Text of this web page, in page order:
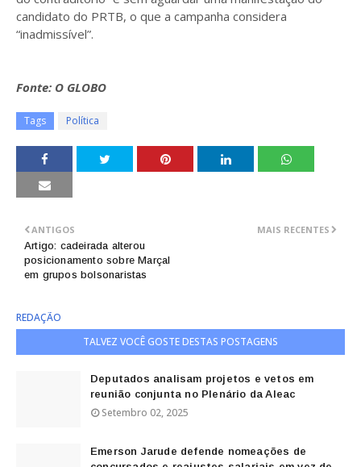
candidato do PRTB, o que a campanha considera
“inadmissível”.
Fonte: O GLOBO
Tags Política
MAIS RECENTES
ANTIGOS
Artigo: cadeirada alterou
posicionamento sobre Marçal
em grupos bolsonaristas
REDAÇÃO
TALVEZ VOCÊ GOSTE DESTAS POSTAGENS
Deputados analisam projetos e vetos em
reunião conjunta no Plenário da Aleac
Setembro 02, 2025
Emerson Jarude defende nomeações de